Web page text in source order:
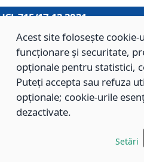
715/17.12.2021
Titlu: Aprobarea Planului de
local pentru anul 2022.
714/17.12.2021
Titlu: Modificarea Anexei la
aprobarea Regulamentului
Direcţiei de Asistenţă Socială
Acest site folosește
funcționare și securitate,
opționale pentru statistici,
Puteți accepta sau refuza
opționale; cookie-urile
dezactivate.
Setări